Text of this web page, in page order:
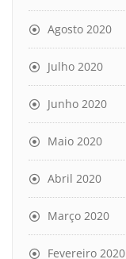
Agosto 2020
Julho 2020
Junho 2020
Maio 2020
Abril 2020
Março 2020
Fevereiro 2020